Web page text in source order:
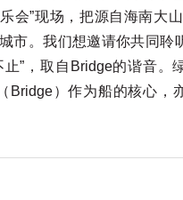
会”现场，把源自海南大
市。我们想邀请你共同聆
止”，取自Bridge的谐音。
Bridge）作为船的核心，